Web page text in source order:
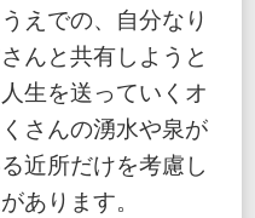
えでの、自分なり
んと共有しようと
生を送っていくオ
さんの湧水や泉が
近所だけを考慮し
あります。